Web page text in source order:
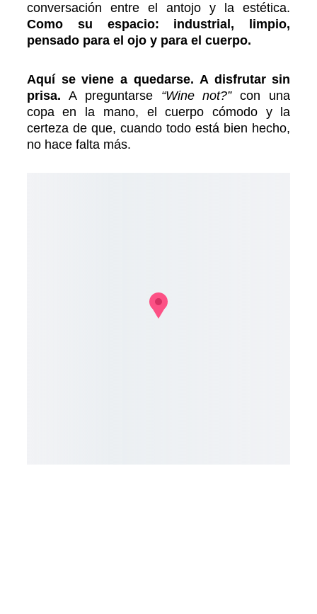
conversación entre el antojo y la estética.
Como su espacio: industrial, limpio,
pensado para el ojo y para el cuerpo.
Aquí se viene a quedarse. A disfrutar sin
prisa. A preguntarse “Wine not?”con una
copa en la mano, el cuerpo cómodo y la
certeza de que, cuando todo está bien hecho,
no hace falta más.